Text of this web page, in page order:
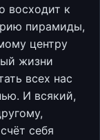
восходит к
пирамиды,
центру
жизни
всех нас
И всякий,
себя